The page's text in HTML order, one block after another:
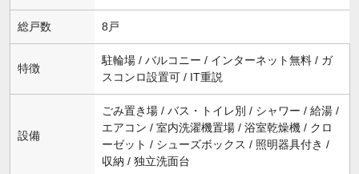
総戸数 8戸
特徴
駐輪場 / バルコニー / インターネット無料 / ガ
スコンロ設置可 / IT重説
設備
ごみ置き場 / バス・トイレ別 / シャワー / 給湯 /
エアコン / 室内洗濯機置場 / 浴室乾燥機 / クロ
ーゼット / シューズボックス / 照明器具付き /
収納 / 独立洗面台